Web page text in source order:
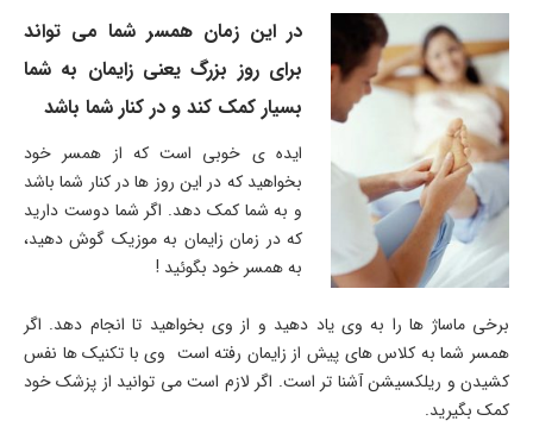
در این زمان همسر شما می تواند
برای روز بزرگ یعنی زایمان به شما
بسیار کمک کند و در کنار شما باشد
ایده ی خوبی است که از همسر خود
بخواهید که در این روز ها در کنار شما باشد
و به شما کمک دهد. اگر شما دوست دارید
که در زمان زایمان به موزیک گوش دهید،
به همسر خود بگوئید !
برخی ماساژ ها را به وی یاد دهید و از وی بخواهید تا انجام دهد. اگر
همسر شما به کلاس های پیش از زایمان رفته است وی با تکنیک ها نفس
کشیدن و ریلکسیشن آشنا تر است. اگر لازم است می توانید از پزشک خود
کمک بگیرید.